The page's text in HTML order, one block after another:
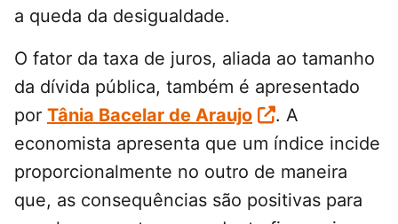
a queda da desigualdade.
O fator da taxa de juros, aliada ao tamanho
da dívida pública, também é apresentado
por Tânia Bacelar de Araujo
. A
economista apresenta que um índice incide
proporcionalmente no outro de maneira
que, as consequências são positivas para